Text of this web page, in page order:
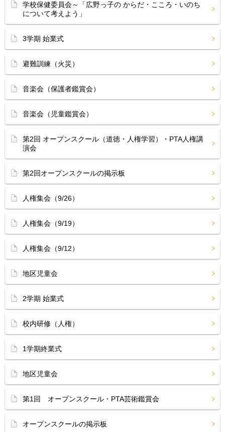
学校保健委員会～「広野っ子の からだ・こころ・いのち
について考えよう」
3学期 始業式
避難訓練（火災）
音楽会（保護者鑑賞会）
音楽会（児童鑑賞会）
第2回 オープンスクール（道徳・人権学習）・PTA人権講
演会
第2回オープンスクールの掲示板
人権集会（9/26）
人権集会（9/19）
人権集会（9/12）
地区児童会
2学期 始業式
校内研修（人権）
1学期終業式
地区児童会
第1回 オープンスクール・PTA芸術鑑賞会
オープンスクールの掲示板